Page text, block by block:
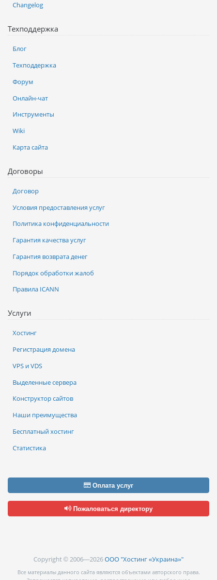
Услуги
Хостинг
Регистрация домена
VPS и VDS
Выделенные сервера
Конструктор сайтов
Наши преимущества
Бесплатный хостинг
Статистика
Changelog
Техподдержка
Блог
Техподдержка
Форум
Онлайн-чат
Инструменты
Wiki
Карта сайта
Договоры
Договор
Условия предоставления услуг
Политика конфиденциальности
Гарантия качества услуг
Гарантия возврата денег
Порядок обработки жалоб
Правила ICANN
Оплата услуг
Пожаловаться директору
Copyright © 2006—2026ООО "Хостинг «Украина»"
Все материалы данного сайта являются объектами авторского права.